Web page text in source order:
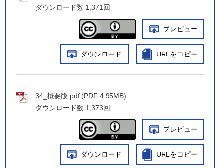
ダウンロード数 1,371回
プレビュー
ダウンロード URLをコピー
34_概要版.pdf (PDF 4.95MB)
ダウンロード数 1,373回
プレビュー
ダウンロード URLをコピー